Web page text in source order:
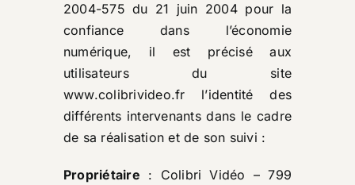
2004-575 du 21 juin 2004 pour la
confiance dans l’économie
numérique, il est précisé aux
utilisateurs du site
www.colibrivideo.fr l’identité des
différents intervenants dans le cadre
de sa réalisation et de son suivi :
Propriétaire : Colibri Vidéo – 799